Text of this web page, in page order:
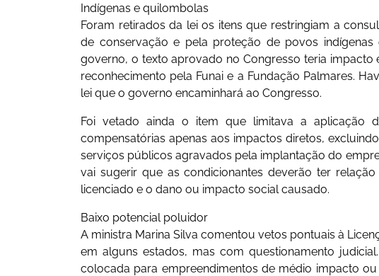
Indígenas e quilombolas
Foram retirados da lei os itens que restringiam a
de conservação e pela proteção de povos
governo, o texto aprovado no Congresso teria
reconhecimento pela Funai e a Fundação Palmares.
lei que o governo encaminhará ao Congresso.
Foi vetado ainda o item que limitava a aplicação
compensatórias apenas aos impactos diretos,
serviços públicos agravados pela implantação do
vai sugerir que as condicionantes deverão ter
licenciado e o dano ou impacto social causado.
Baixo potencial poluidor
A ministra Marina Silva comentou vetos pontuais à
em alguns estados, mas com questionamento
colocada para empreendimentos de médio impacto